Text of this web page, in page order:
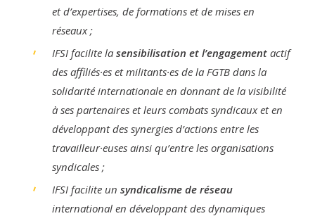
et d’expertises, de formations et de mises en
réseaux ;
IFSI facilite la sensibilisation et l’engagement actif
des affiliés·es et militants·es de la FGTB dans la
solidarité internationale en donnant de la visibilité
à ses partenaires et leurs combats syndicaux et en
développant des synergies d’actions entre les
travailleur·euses ainsi qu’entre les organisations
syndicales ;
IFSI facilite un syndicalisme de réseau
international en développant des dynamiques